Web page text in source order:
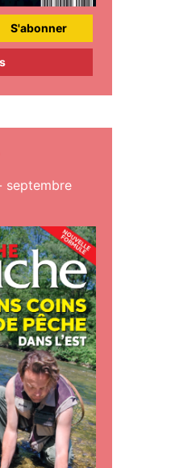
S'abonner
septembre